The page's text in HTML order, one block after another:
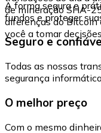
de mineração SHA-
diferenças do Bitcoin
você a tomar
A forma segura e
fundos e proteger
Seguro e
Todas as nossas
segurança
O melhor preço
Com o mesmo